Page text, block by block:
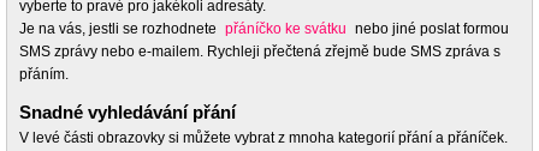
vyberte to pravé pro jakékoli adresáty.
Je na vás, jestli se rozhodnete přáníčko ke svátku nebo jiné poslat formou
SMS zprávy nebo e-mailem. Rychleji přečtená zřejmě bude SMS zpráva s
přáním.
Snadné vyhledávání přání
V levé části obrazovky si můžete vybrat z mnoha kategorií přání a přáníček.